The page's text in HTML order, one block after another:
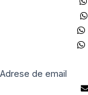
Adrese de email